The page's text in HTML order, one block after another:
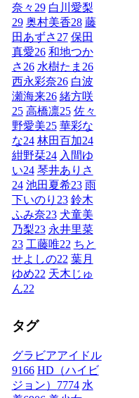
奈々29 白川愛梨
29 奥村美香28 藤
田あずさ27 保田
真愛26 和地つか
さ26 水樹たま 26
西永彩奈26 白波
瀬海来26 緒方咲
25 高橋凛25 佐々
野愛美25 華彩な
な24 林田百加24
紺野栞24 入間ゆ
い24 琴井ありさ
24 池田夏希23 雨
下いのり 23 鈴木
ふみ奈23 犬童美
乃梨23 永井里菜
23 工藤唯22 ちと
せよしの22 葉月
ゆめ22 天木じゅ
ん22
タグ
グラビアアイドル
9166 HD（ハイビ
ジョン） 7774 水